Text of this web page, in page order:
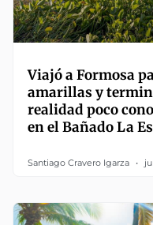
Viajó a Formosa
amarillas y
realidad poco
en el Bañado La
Santiago Cravero Igarza